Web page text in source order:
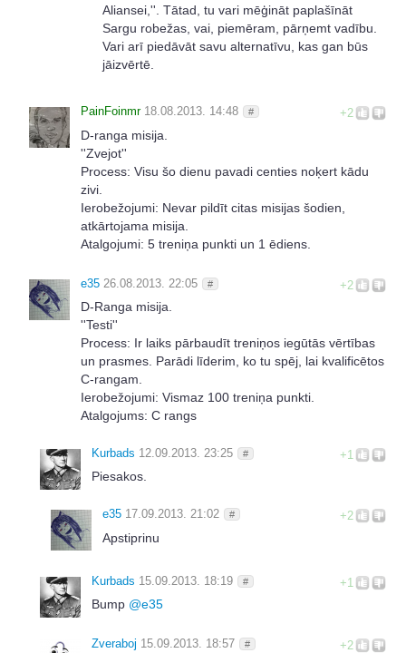
Aliansei,''. Tātad, tu vari mēģināt paplašīnāt
Sargu robežas, vai, piemēram, pārņemt vadību.
Vari arī piedāvāt savu alternatīvu, kas gan būs
jāizvērtē.
+2
PainFoinmr 18.08.2013. 14:48 #
D-ranga misija.
''Zvejot''
Process: Visu šo dienu pavadi centies noķert kādu
zivi.
Ierobežojumi: Nevar pildīt citas misijas šodien,
atkārtojama misija.
Atalgojumi: 5 treniņa punkti un 1 ēdiens.
+2
e35 26.08.2013. 22:05 #
D-Ranga misija.
''Testi''
Process: Ir laiks pārbaudīt treniņos iegūtās vērtības
un prasmes. Parādi līderim, ko tu spēj, lai kvalificētos
C-rangam.
Ierobežojumi: Vismaz 100 treniņa punkti.
Atalgojums: C rangs
+1
Kurbads 12.09.2013. 23:25 #
Piesakos.
+2
e35 17.09.2013. 21:02 #
Apstiprinu
+1
Kurbads 15.09.2013. 18:19 #
Bump @e35
+2
Zveraboj 15.09.2013. 18:57 #